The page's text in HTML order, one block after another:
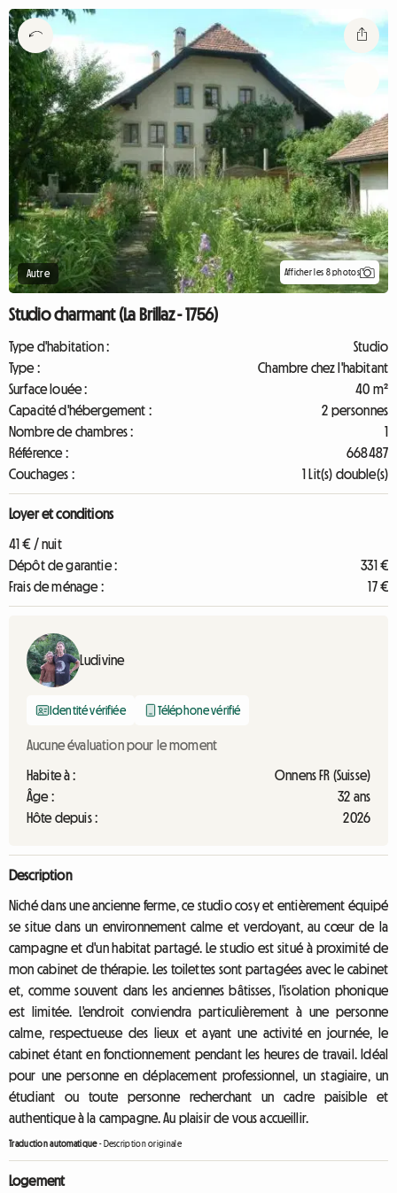
Autre Afficher les 8 photos
Studio charmant (La Brillaz - 1756)
Type d'habitation :
Studio
Type :
Chambre chez l'habitant
Surface louée :
40 m²
Capacité d'hébergement :
2 personnes
Nombre de chambres :
1
Référence :
668487
Couchages :
1 Lit(s) double(s)
Loyer et conditions
41 € / nuit
Dépôt de garantie :
331 €
Frais de ménage :
17 €
Ludivine
Identité vérifiée Téléphone vérifié
Aucune évaluation pour le moment
Habite à :
Onnens FR (Suisse)
Âge :
32 ans
Hôte depuis :
2026
Description
Niché dans une ancienne ferme, ce studio cosy et entièrement équipé
se situe dans un environnement calme et verdoyant, au cœur de la
campagne et d'un habitat partagé. Le studio est situé à proximité de
mon cabinet de thérapie. Les toilettes sont partagées avec le cabinet
et, comme souvent dans les anciennes bâtisses, l'isolation phonique
est limitée. L'endroit conviendra particulièrement à une personne
calme, respectueuse des lieux et ayant une activité en journée, le
cabinet étant en fonctionnement pendant les heures de travail. Idéal
pour une personne en déplacement professionnel, un stagiaire, un
étudiant ou toute personne recherchant un cadre paisible et
authentique à la campagne. Au plaisir de vous accueillir.
Traduction automatique- Description originale
Logement